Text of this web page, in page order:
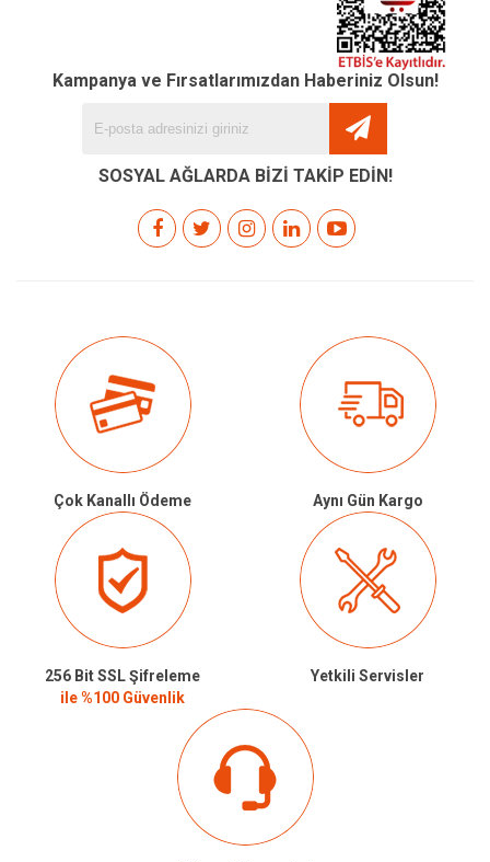
Kampanya ve Fırsatlarımızdan Haberiniz Olsun!
SOSYAL AĞLARDA BİZİ TAKİP EDİN!
Çok Kanallı Ödeme Aynı Gün Kargo
256 Bit SSL Şifreleme
ile %100 Güvenlik
Yetkili Servisler